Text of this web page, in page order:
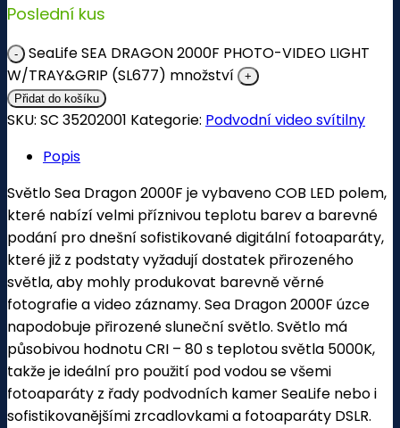
Poslední kus
SeaLife SEA DRAGON 2000F PHOTO-VIDEO LIGHT
W/TRAY&GRIP (SL677) množství
Přidat do košíku
SKU: SC 35202001 Kategorie: Podvodní video svítilny
Popis
Světlo Sea Dragon 2000F je vybaveno COB LED polem,
které nabízí velmi příznivou teplotu barev a barevné
podání pro dnešní sofistikované digitální fotoaparáty,
které již z podstaty vyžadují dostatek přirozeného
světla, aby mohly produkovat barevně věrné
fotografie a video záznamy. Sea Dragon 2000F úzce
napodobuje přirozené sluneční světlo. Světlo má
působivou hodnotu CRI – 80 s teplotou světla 5000K,
takže je ideální pro použití pod vodou se všemi
fotoaparáty z řady podvodních kamer SeaLife nebo i
sofistikovanějšími zrcadlovkami a fotoaparáty DSLR.